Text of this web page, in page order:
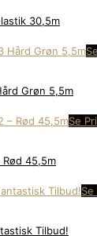
30,5m
Grøn 5,5m
Se
45,5m
Tilbud!